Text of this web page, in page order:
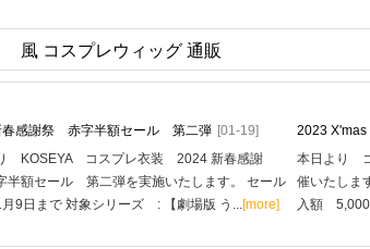
風 コスプレウィッグ 通販
春感謝祭 赤字半額セール 第二弾 [01-19]
KOSEYA コスプレ衣装 2024 新春感謝
額セール 第二弾を実施いたします。 セール
9日まで 対象シリーズ : 【劇場版 う...[more]
2023
本日より
催いたしま
入額